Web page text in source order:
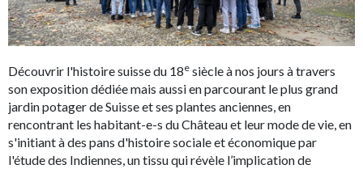
Découvrir l'histoire suisse du 18e siècle à nos jours à travers
son exposition dédiée mais aussi en parcourant le plus grand
jardin potager de Suisse et ses plantes anciennes, en
rencontrant les habitant-e-s du Château et leur mode de vie, en
s'initiant à des pans d'histoire sociale et économique par
l'étude des Indiennes, un tissu qui révèle l’implication de